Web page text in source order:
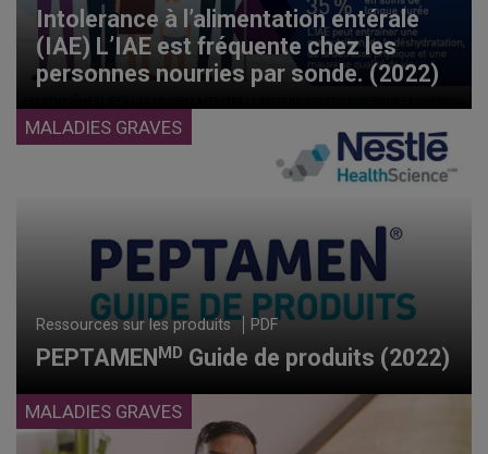
Intolerance à l’alimentation entérale
(IAE) L’IAE est fréquente chez les
personnes nourries par sonde. (2022)
MALADIES GRAVES
Ressources sur les produits PDF
PEPTAMEN MD Guide de produits (2022)
MALADIES GRAVES